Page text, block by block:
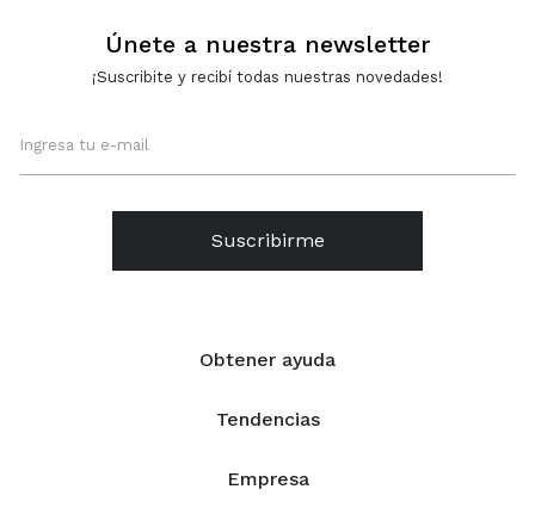
Obtener ayuda
Tendencias
Empresa
Únete a nuestra newsletter
¡Suscribite y recibí todas nuestras novedades!
Suscribirme